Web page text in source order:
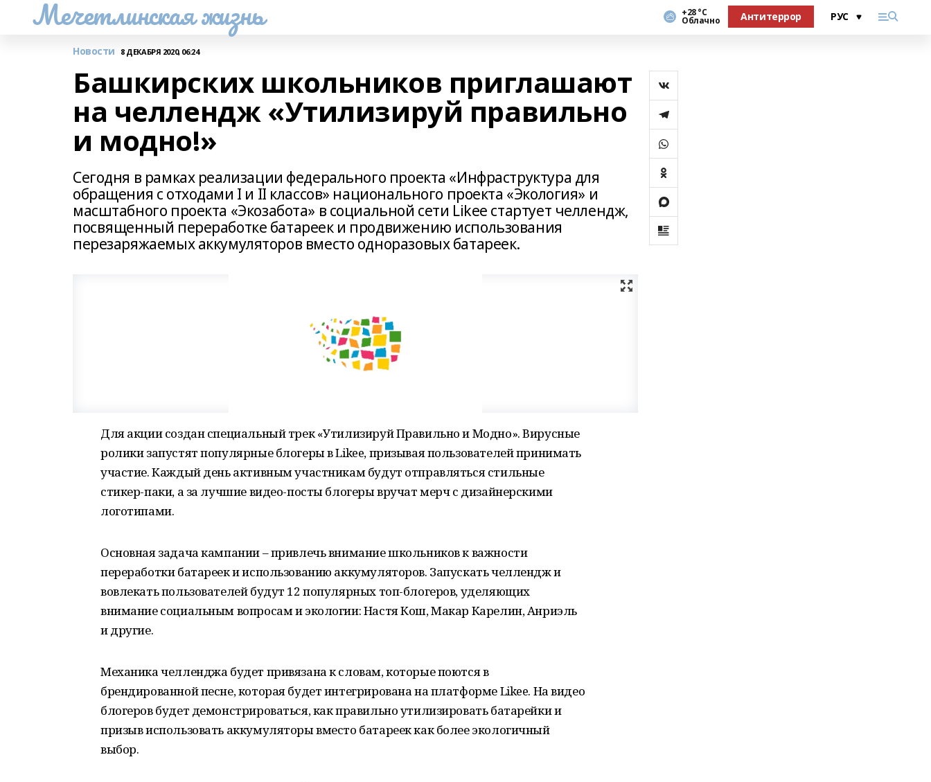
Мечетлинская жизнь +28 °С
Облачно Антитеррор
Новости 8 ДЕКАБРЯ 2020, 06:24
Башкирских школьников приглашают
на челлендж «Утилизируй правильно
и модно!»
Сегодня в рамках реализации федерального проекта «Инфраструктура для
обращения с отходами I и II классов» национального проекта «Экология» и
масштабного проекта «Экозабота» в социальной сети Likee стартует челлендж,
посвященный переработке батареек и продвижению использования
перезаряжаемых аккумуляторов вместо одноразовых батареек.
Для акции создан специальный трек «Утилизируй Правильно и Модно». Вирусные
ролики запустят популярные блогеры в Likee, призывая пользователей принимать
участие. Каждый день активным участникам будут отправляться стильные
стикер-паки, а за лучшие видео-посты блогеры вручат мерч с дизайнерскими
логотипами.
Основная задача кампании – привлечь внимание школьников к важности
переработки батареек и использованию аккумуляторов. Запускать челлендж и
вовлекать пользователей будут 12 популярных топ-блогеров, уделяющих
внимание социальным вопросам и экологии: Настя Кош, Макар Карелин, Анриэль
и другие.
Механика челленджа будет привязана к словам, которые поются в
брендированной песне, которая будет интегрирована на платформе Likee. На видео
блогеров будет демонстрироваться, как правильно утилизировать батарейки и
призыв использовать аккумуляторы вместо батареек как более экологичный
выбор.